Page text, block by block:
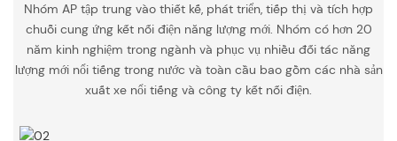
Nhóm AP tập trung vào thiết kế, phát triển, tiếp thị và tích hợp
chuỗi cung ứng kết nối điện năng lượng mới. Nhóm có hơn 20
năm kinh nghiệm trong ngành và phục vụ nhiều đối tác năng
lượng mới nổi tiếng trong nước và toàn cầu bao gồm các nhà sản
xuất xe nổi tiếng và công ty kết nối điện.